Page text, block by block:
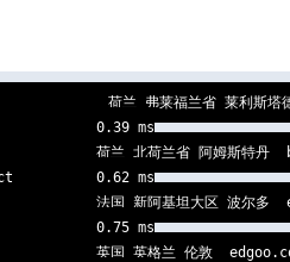
荷兰 弗莱福兰省 莱利斯塔
0.39 ms
荷兰 北荷兰省 阿姆斯特丹
0.62 ms
法国 新阿基坦大区 波尔多
0.75 ms
英国 英格兰 伦敦